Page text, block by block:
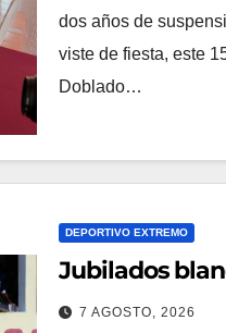
dos años de
viste de fiesta, este
Doblado…
DEPORTIVO EXTREMO
Jubilados
7 AGOSTO, 2026